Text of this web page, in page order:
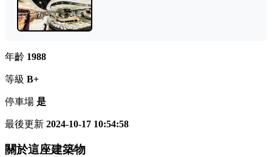
年齡 1988
等級 B+
停車場 是
最後更新 2024-10-17 10:54:58
關於這座建築物